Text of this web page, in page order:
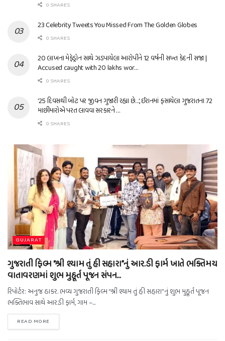
0 SHARES
23 Celebrity Tweets You Missed From The Golden Globes
0 SHARES
20 લાખના મેફેડ્રોન સાથે ઝડપાયેલા આરોપીને 12 વર્ષની સખ્ત કેદની સજા |
Accused caught with 20 lakhs wor…
0 SHARES
’25 દિવસથી બોટ પર જીવન ગુજારી રહ્યા છે…’, ઈરાનમાં ફસાયેલા ગુજરાતના 72
માછીમારોએ પરત લાવવા સરકારને …
0 SHARES
GUJARAT
ગુજરાતી ફિલ્મ “શ્રી શ્યામ તું હી સહારા”નું આર.ડી ફાર્મ ખાતે ભક્તિમય
વાતાવરણમાં શુભ મુહૂર્ત પૂજન સંપન…
રિપોર્ટર: અનુજ ઠાકર. ભવ્ય ગુજરાતી ફિલ્મ “શ્રી શ્યામ તું હી સહારા”નું શુભ મુહૂર્ત પૂજન
ભક્તિભાવ સાથે આર.ડી ફાર્મ, ગામ –...
READ MORE